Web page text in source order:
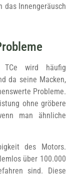
das Innengeräusch
TCe wird häufig
da seine Macken,
Probleme.
ohne gröbere
man ähnliche
des Motors.
über 100.000
sind. Diese